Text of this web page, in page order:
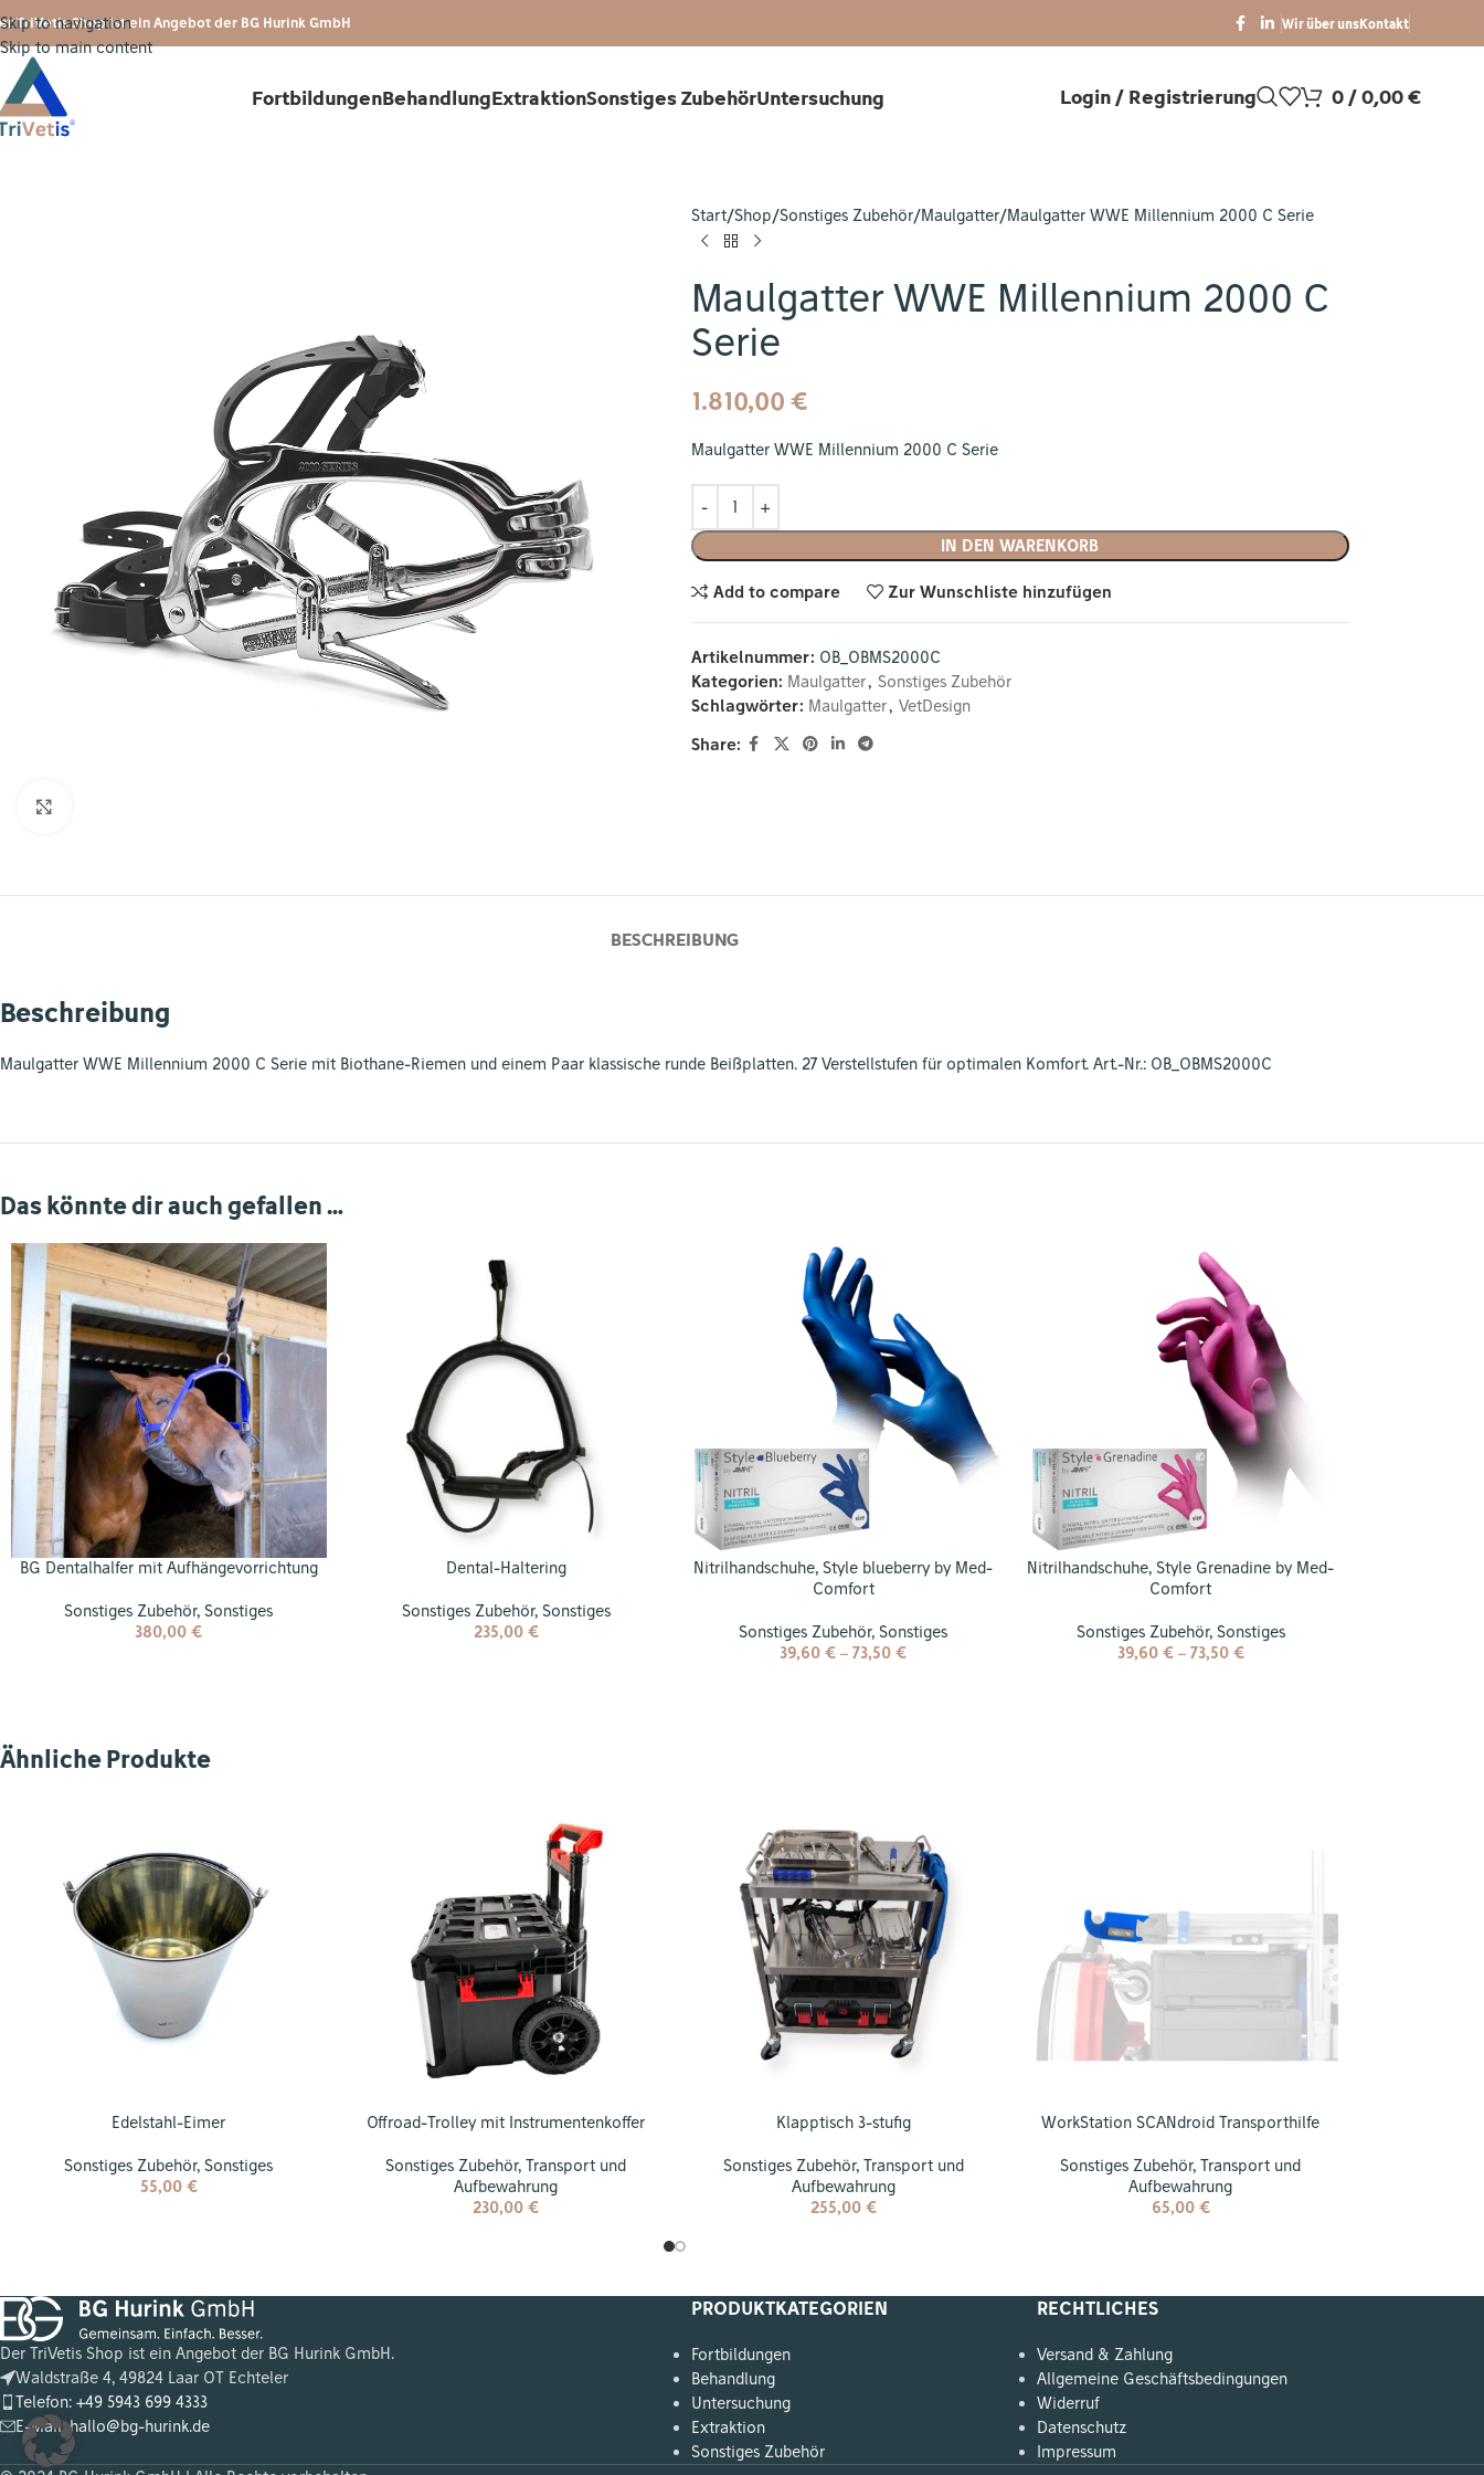
Skip to navigation
Skip to main content
TriVetis Shop ist ein Angebot der BG Hurink GmbH Wir über unsKontakt
FortbildungenBehandlungExtraktionSonstiges ZubehörUntersuchung Login / Registrierung 0/0,00€
Start Shop Sonstiges Zubehör Maulgatter Maulgatter WWE Millennium 2000 C Serie
Maulgatter WWE Millennium 2000 C
Serie
1.810,00 €
Maulgatter WWE Millennium 2000 C Serie
IN DEN WARENKORB
Add to compare Zur Wunschliste hinzufügen
Artikelnummer: OB_OBMS2000C
Kategorien: Maulgatter, Sonstiges Zubehör
Schlagwörter: Maulgatter, VetDesign
Share:
BESCHREIBUNG
Beschreibung
Maulgatter WWE Millennium 2000 C Serie mit Biothane-Riemen und einem Paar klassische runde Beißplatten. 27 Verstellstufen für optimalen Komfort. Art.-Nr.: OB_OBMS2000C
Das könnte dir auch gefallen …
BG Dentalhalfer mit Aufhängevorrichtung
Sonstiges Zubehör,Sonstiges
380,00€
Dental-Haltering
Sonstiges Zubehör, Sonstiges
235,00 €
Nitrilhandschuhe, Style blueberry by Med-
Comfort
Sonstiges Zubehör,Sonstiges
39,60€ –73,50€
Nitrilhandschuhe, Style Grenadine by Med-
Comfort
Sonstiges Zubehör, Sonstiges
39,60 € – 73,50 €
Ähnliche Produkte
Edelstahl-Eimer
Sonstiges Zubehör,Sonstiges
55,00 €
Offroad-Trolley mit Instrumentenkoffer
Sonstiges Zubehör,Transport und
Aufbewahrung
230,00€
Klapptisch 3-stufig
Sonstiges Zubehör, Transport und
Aufbewahrung
255,00 €
WorkStation SCANdroid Transporthilfe
Sonstiges Zubehör,Transport und
Aufbewahrung
65,00 €
Der TriVetis Shop ist ein Angebot der BG Hurink GmbH.
Waldstraße 4, 49824 Laar OT Echteler
Telefon: +49 5943 699 4333
E-Mail: hallo@bg-hurink.de
PRODUKTKATEGORIEN
Fortbildungen
Behandlung
Untersuchung
Extraktion
Sonstiges Zubehör
RECHTLICHES
Versand & Zahlung
Allgemeine Geschäftsbedingungen
Widerruf
Datenschutz
Impressum